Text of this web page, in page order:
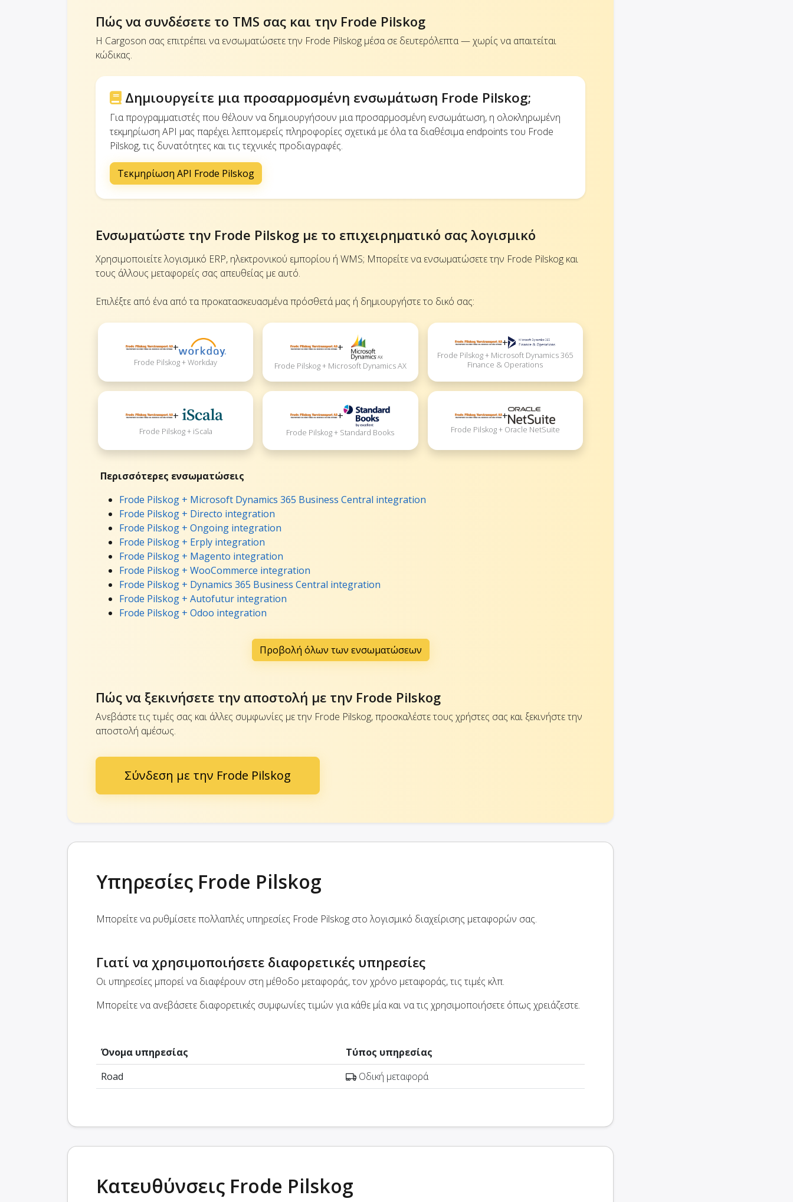
Πώς να συνδέσετε το TMS σας και την Frode Pilskog
Η Cargoson σας επιτρέπει να ενσωματώσετε την Frode Pilskog μέσα σε δευτερόλεπτα — χωρίς να απαιτείται
κώδικας.
Δημιουργείτε μια προσαρμοσμένη ενσωμάτωση Frode Pilskog;
Για προγραμματιστές που θέλουν να δημιουργήσουν μια προσαρμοσμένη ενσωμάτωση, η ολοκληρωμένη
τεκμηρίωση API μας παρέχει λεπτομερείς πληροφορίες σχετικά με όλα τα διαθέσιμα endpoints του Frode
Pilskog, τις δυνατότητες και τις τεχνικές προδιαγραφές.
Τεκμηρίωση API Frode Pilskog
Ενσωματώστε την Frode Pilskog με το επιχειρηματικό σας λογισμικό
Χρησιμοποιείτε λογισμικό ERP, ηλεκτρονικού εμπορίου ή WMS; Μπορείτε να ενσωματώσετε την Frode Pilskog και
τους άλλους μεταφορείς σας απευθείας με αυτό.
Επιλέξτε από ένα από τα προκατασκευασμένα πρόσθετά μας ή δημιουργήστε το δικό σας:
+
Frode Pilskog + Workday
+
Frode Pilskog + Microsoft Dynamics AX
+
Frode Pilskog + Microsoft Dynamics 365
Finance & Operations
+
Frode Pilskog + iScala
+
Frode Pilskog + Standard Books
+
Frode Pilskog + Oracle NetSuite
Περισσότερες ενσωματώσεις
Frode Pilskog + Microsoft Dynamics 365 Business Central integration
Frode Pilskog + Directo integration
Frode Pilskog + Ongoing integration
Frode Pilskog + Erply integration
Frode Pilskog + Magento integration
Frode Pilskog + WooCommerce integration
Frode Pilskog + Dynamics 365 Business Central integration
Frode Pilskog + Autofutur integration
Frode Pilskog + Odoo integration
Προβολή όλων των ενσωματώσεων
Πώς να ξεκινήσετε την αποστολή με την Frode Pilskog
Ανεβάστε τις τιμές σας και άλλες συμφωνίες με την Frode Pilskog, προσκαλέστε τους χρήστες σας και ξεκινήστε την
αποστολή αμέσως.
Σύνδεση με την Frode Pilskog
Υπηρεσίες Frode Pilskog
Μπορείτε να ρυθμίσετε πολλαπλές υπηρεσίες Frode Pilskog στο λογισμικό διαχείρισης μεταφορών σας.
Γιατί να χρησιμοποιήσετε διαφορετικές υπηρεσίες
Οι υπηρεσίες μπορεί να διαφέρουν στη μέθοδο μεταφοράς, τον χρόνο μεταφοράς, τις τιμές κλπ.
Μπορείτε να ανεβάσετε διαφορετικές συμφωνίες τιμών για κάθε μία και να τις χρησιμοποιήσετε όπως χρειάζεστε.
Όνομα υπηρεσίας
Τύπος υπηρεσίας
Road
Οδική μεταφορά
Κατευθύνσεις Frode Pilskog